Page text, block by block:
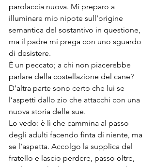
parolaccia nuova. Mi preparo a
illuminare mio nipote sull’origine
semantica del sostantivo in questione,
ma il padre mi prega con uno sguardo
di desistere.
È un peccato; a chi non piacerebbe
parlare della costellazione del cane?
D’altra parte sono certo che lui se
l’aspetti dallo zio che attacchi con una
nuova storia delle sue.
Lo vedo: è lì che cammina al passo
degli adulti facendo finta di niente, ma
se l’aspetta. Accolgo la supplica del
fratello e lascio perdere, passo oltre,